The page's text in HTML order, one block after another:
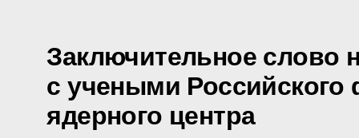
Заключительное слово
с учеными Российского
ядерного центра